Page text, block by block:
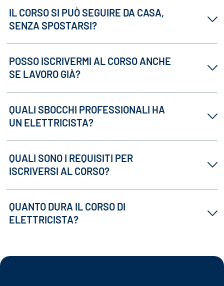
IL CORSO SI PUÒ SEGUIRE DA CASA,
SENZA SPOSTARSI?
POSSO ISCRIVERMI AL CORSO ANCHE
SE LAVORO GIÀ?
QUALI SBOCCHI PROFESSIONALI HA
UN ELETTRICISTA?
QUALI SONO I REQUISITI PER
ISCRIVERSI AL CORSO?
QUANTO DURA IL CORSO DI
ELETTRICISTA?